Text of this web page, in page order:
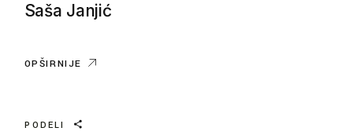
Saša Janjić
OPŠIRNIJE
PODELI